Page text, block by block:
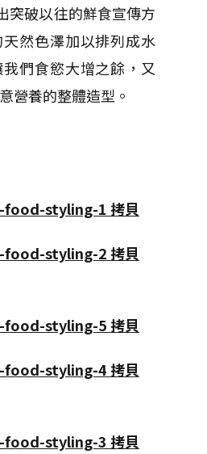
突破以往的鮮食宣傳方
然色澤加以排列成水
們食慾大增之餘，又
營養的整體造型。